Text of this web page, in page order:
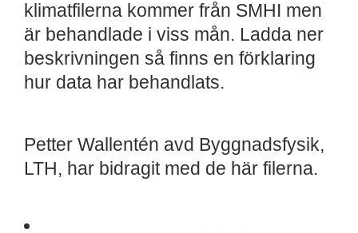
klimatfilerna kommer från SMHI men
är behandlade i viss mån. Ladda ner
beskrivningen så finns en förklaring
hur data har behandlats.
Petter Wallentén avd Byggnadsfysik,
LTH, har bidragit med de här filerna.